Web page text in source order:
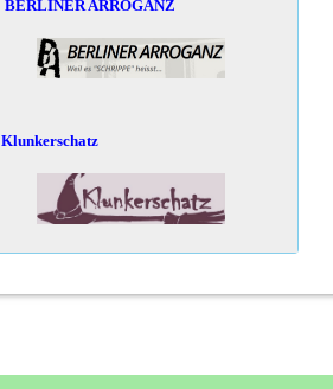
BERLINER ARROGANZ
Klunkerschatz